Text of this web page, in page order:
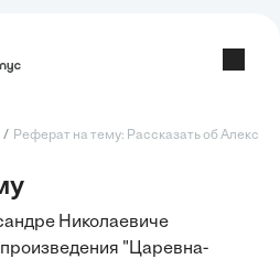
Реферат на тему: Рассказать об
Николаевиче
"Царевна-